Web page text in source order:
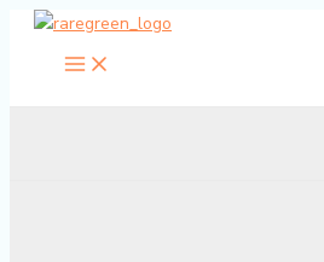
Перейти
содержимому